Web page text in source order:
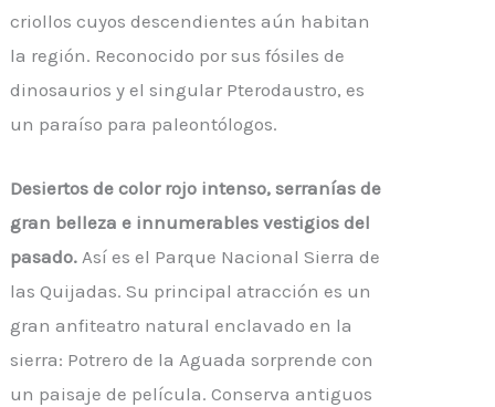
criollos cuyos descendientes aún habitan
la región. Reconocido por sus fósiles de
dinosaurios y el singular Pterodaustro, es
un paraíso para paleontólogos.
Desiertos de color rojo intenso, serranías de
gran belleza e innumerables vestigios del
pasado. Así es el Parque Nacional Sierra de
las Quijadas. Su principal atracción es un
gran anfiteatro natural enclavado en la
sierra: Potrero de la Aguada sorprende con
un paisaje de película. Conserva antiguos